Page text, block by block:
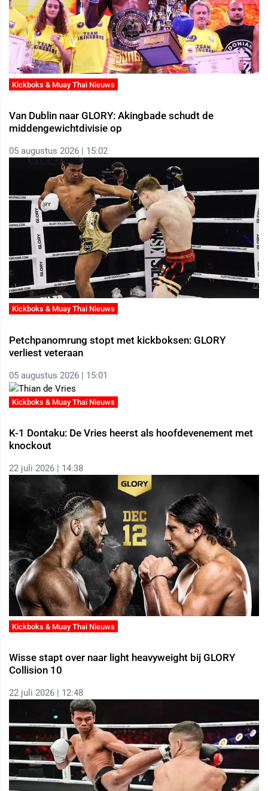
Kickboks & Muay Thai Nieuws
Van Dublin naar GLORY: Akingbade schudt de
middengewichtdivisie op
05 augustus 2026 | 15:02
Kickboks & Muay Thai Nieuws
Petchpanomrung stopt met kickboksen: GLORY
verliest veteraan
05 augustus 2026 | 15:01
Kickboks & Muay Thai Nieuws
K-1 Dontaku: De Vries heerst als hoofdevenement met
knockout
22 juli 2026 | 14:38
Kickboks & Muay Thai Nieuws
Wisse stapt over naar light heavyweight bij GLORY
Collision 10
22 juli 2026 | 12:48